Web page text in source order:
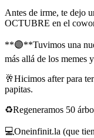
Antes de irme, te dejo
OCTUBRE en el
**🟣**Tuvimos una
más allá de los memes
🥂Hicimos after para
papitas.
♻️Regeneramos 50
💻Oneinfinit.la (que